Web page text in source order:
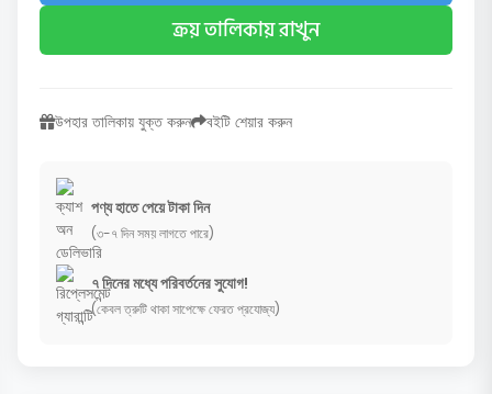
ক্রয় তালিকায় রাখুন
উপহার তালিকায় যুক্ত করুন বইটি শেয়ার করুন
পণ্য হাতে পেয়ে টাকা দিন
(৩-৭ দিন সময় লাগতে পারে)
৭ দিনের মধ্যে পরিবর্তনের সুযোগ!
(কেবল ত্রুটি থাকা সাপেক্ষে ফেরত প্রযোজ্য)